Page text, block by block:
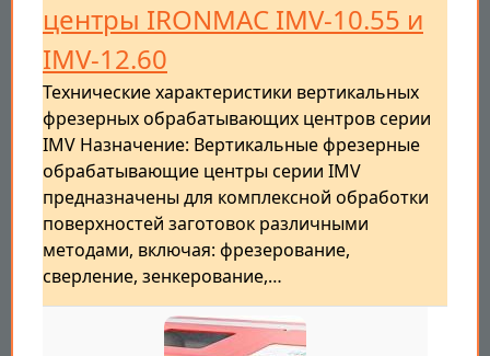
центры IRONMAC IMV-10.55 и
IMV-12.60
Технические характеристики вертикальных
фрезерных обрабатывающих центров серии
IMV Назначение: Вертикальные фрезерные
обрабатывающие центры серии IMV
предназначены для комплексной обработки
поверхностей заготовок различными
методами, включая: фрезерование,
сверление, зенкерование,…